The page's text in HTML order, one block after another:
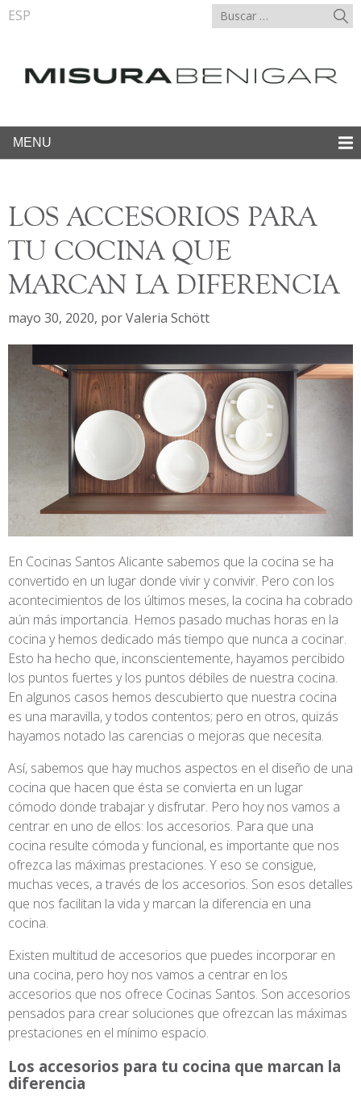
ESP
MENU
LOS ACCESORIOS PARA
TU COCINA QUE
MARCAN LA DIFERENCIA
mayo 30, 2020, porValeria Schött
En Cocinas Santos Alicante sabemos que la cocina se ha
convertido en un lugar donde vivir y convivir. Pero con los
acontecimientos de los últimos meses, la cocina ha cobrado
aún más importancia. Hemos pasado muchas horas en la
cocina y hemos dedicado más tiempo que nunca a cocinar.
Esto ha hecho que, inconscientemente, hayamos percibido
los puntos fuertes y los puntos débiles de nuestra cocina.
En algunos casos hemos descubierto que nuestra cocina
es una maravilla, y todos contentos; pero en otros, quizás
hayamos notado las carencias o mejoras que necesita.
Así, sabemos que hay muchos aspectos en el diseño de una
cocina que hacen que ésta se convierta en un lugar
cómodo donde trabajar y disfrutar. Pero hoy nos vamos a
centrar en uno de ellos: los accesorios. Para que una
cocina resulte cómoda y funcional, es importante que nos
ofrezca las máximas prestaciones. Y eso se consigue,
muchas veces, a través de los accesorios. Son esos detalles
que nos facilitan la vida y marcan la diferencia en una
cocina.
Existen multitud de accesorios que puedes incorporar en
una cocina, pero hoy nos vamos a centrar en los
accesorios que nos ofrece Cocinas Santos. Son accesorios
pensados para crear soluciones que ofrezcan las máximas
prestaciones en el mínimo espacio.
Los accesorios para tu cocina que marcan la
diferencia